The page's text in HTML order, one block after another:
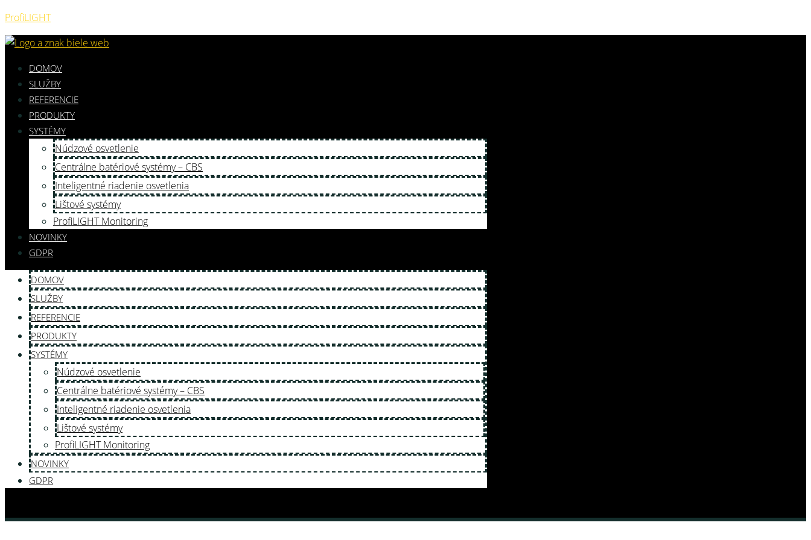
ProfiLIGHT
DOMOV
SLUŽBY
REFERENCIE
PRODUKTY
SYSTÉMY
Núdzové osvetlenie
Centrálne batériové systémy – CBS
Inteligentné riadenie osvetlenia
Lištové systémy
ProfiLIGHT Monitoring
NOVINKY
GDPR
DOMOV
SLUŽBY
REFERENCIE
PRODUKTY
SYSTÉMY
Núdzové osvetlenie
Centrálne batériové systémy – CBS
Inteligentné riadenie osvetlenia
Lištové systémy
ProfiLIGHT Monitoring
NOVINKY
GDPR